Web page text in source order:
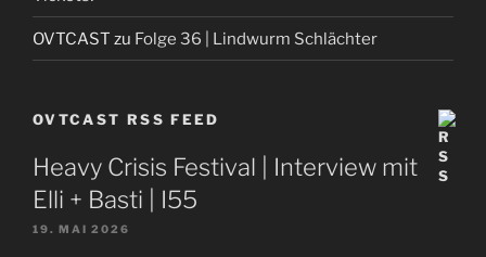
OVTCAST zu Folge 36 | Lindwurm Schlächter
OVTCAST RSS FEED
Heavy Crisis Festival | Interview mit
Elli + Basti | I55
19. MAI 2026